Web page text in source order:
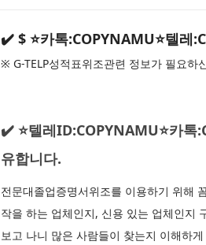
✔️ $ ⭐카톡:COPYNAMU⭐텔레
※ G-TELP성적표위조관련 정보가 필요하
✔️ ⭐텔레ID:COPYNAMU⭐카톡
유합니다.
전문대졸업증명서위조를 이용하기 위해
작을 하는 업체인지, 신용 있는 업체인지
보고 나니 많은 사람들이 찾는지 이해하